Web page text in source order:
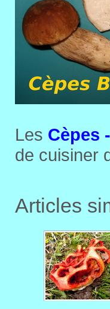
Les Cèpes
de cuisiner
Articles